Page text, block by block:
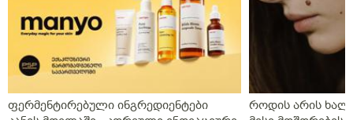
ფერმენტირებული ინგრედიენტები
როდის არის